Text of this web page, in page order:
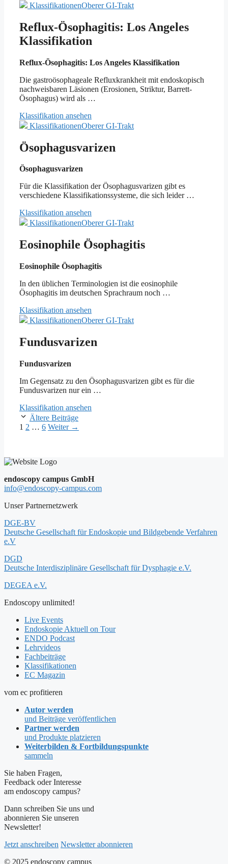
KlassifikationenOberer GI-Trakt
Reflux-Ösophagitis: Los Angeles
Klassifikation
Reflux-Ösophagitis: Los Angeles Klassifikation
Die gastroösophageale Refluxkrankheit mit endoskopisch
nachweisbaren Läsionen (Erosionen, Striktur, Barrett-
Ösophagus) wird als …
Klassifikation ansehen
KlassifikationenOberer GI-Trakt
Ösophagusvarizen
Ösophagusvarizen
Für die Klassifikation der Ösophagusvarizen gibt es
verschiedene Klassifikationssysteme, die sich leider …
Klassifikation ansehen
KlassifikationenOberer GI-Trakt
Eosinophile Ösophagitis
Eosinophile Ösophagitis
In den üblichen Terminologien ist die eosinophile
Ösophagitis im deutschen Sprachraum noch …
Klassifikation ansehen
KlassifikationenOberer GI-Trakt
Fundusvarizen
Fundusvarizen
Im Gegensatz zu den Ösophagusvarizen gibt es für die
Fundusvarizen nur ein …
Klassifikation ansehen
Ältere Beiträge
Seite
1 Seite
2 … Seite
6 Weiter →
endoscopy campus GmbH
info@endoscopy-campus.com
Unser Partnernetzwerk
DGE-BV
Deutsche Gesellschaft für Endoskopie und Bildgebende Verfahren
e.V
DGD
Deutsche Interdisziplinäre Gesellschaft für Dysphagie e.V.
DEGEA e.V.
Endoscopy unlimited!
Live Events
Endoskopie Aktuell on Tour
ENDO Podcast
Lehrvideos
Fachbeiträge
Klassifikationen
EC Magazin
vom ec profitieren
Autor werden
und Beiträge veröffentlichen
Partner werden
und Produkte platzieren
Weiterbilden & Fortbildungspunkte
sammeln
Sie haben Fragen,
Feedback oder Interesse
am endoscopy campus?
Dann schreiben Sie uns und
abonnieren Sie unseren
Newsletter!
Jetzt anschreiben Newsletter abonnieren
© 2025 endoscopy campus